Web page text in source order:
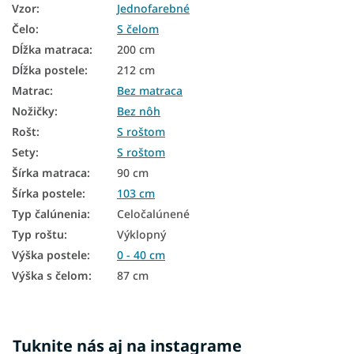
Čalúnené postele s úložným priestorom
Čalúnené postele 90x200 s úložným priestorom
Čalúnené postele 120x200 s úložným priestorom
Čalúnené postele 140x200 s úložným priestorom
Čalúnené postele 160x200 s úložným priestorom
Čalúnené postele 180x200 s úložným priestorom
Čalúnené postele 200x200 s úložným priestorom
Čalúnené jednolôžkové postele
Laminátové postele
Vzor:
Jednofarebné
Čelo:
S čelom
Dĺžka matraca:
200 cm
Dĺžka postele:
212 cm
Matrac:
Bez matraca
Nožičky:
Bez nôh
Rošt:
S roštom
Sety:
S roštom
Šírka matraca:
90 cm
Šírka postele:
103 cm
Typ čalúnenia:
Celočalúnené
Typ roštu:
Výklopný
Výška postele:
0 - 40 cm
Výška s čelom: 87 cm
Tuknite nás aj na instagrame